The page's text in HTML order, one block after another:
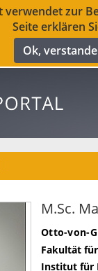
zur
Seite erklären
Ok,
M.Sc.
Otto-von-
Fakultät
Institut für